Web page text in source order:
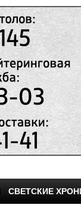
СВЕТСКИЕ